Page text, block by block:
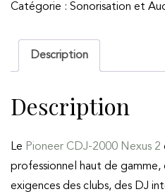
CDJ-
Nexus
2
Catégorie : Sonorisation et
Description
Description
Le Pioneer CDJ-2000 Nexus 2
professionnel haut de
exigences des clubs, des DJ